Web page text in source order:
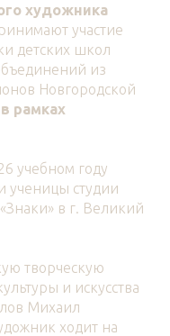
художника
участие
детских школ
из
Новгородской
рамках
учебном году
ученицы студии
в г. Великий
творческую
и искусства
Михаил
ходит на